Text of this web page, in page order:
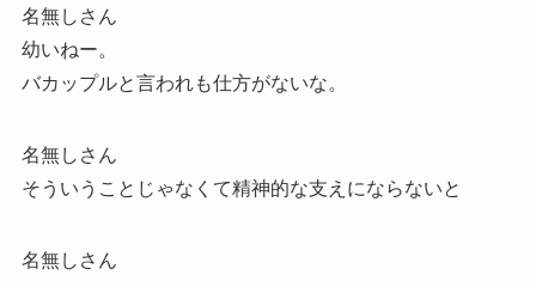
名無しさん
幼いねー。
バカップルと言われも仕方がないな。
名無しさん
そういうことじゃなくて精神的な支えにならないと
名無しさん